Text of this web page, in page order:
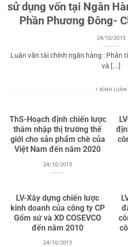
sử dụng vốn tại Ngân
Phần Phương Đông-
24/10/2013
Luận văn tài chính ngân hàng : Phân
và [...]
1 BÌNH LUẬN
ThS-Hoạch định chiến lược
thâm nhập thị trường thế
giới cho sản phẩm chè của
Việt Nam đến năm 2020
24/10/2013
LV-Xây dựng chiến lược
kinh doanh của công ty CP
Gốm sứ và XD COSEVCO
đến năm 2010
24/10/2013